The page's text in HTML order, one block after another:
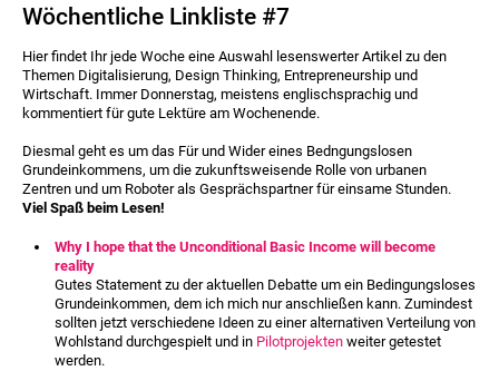
Wöchentliche Linkliste #7
Hier findet Ihr jede Woche eine Auswahl lesenswerter Artikel zu den
Themen Digitalisierung, Design Thinking, Entrepreneurship und
Wirtschaft. Immer Donnerstag, meistens englischsprachig und
kommentiert für gute Lektüre am Wochenende.
Diesmal geht es um das Für und Wider eines Bedngungslosen
Grundeinkommens, um die zukunftsweisende Rolle von urbanen
Zentren und um Roboter als Gesprächspartner für einsame Stunden.
Viel Spaß beim Lesen!
Why I hope that the Unconditional Basic Income will become
reality
Gutes Statement zu der aktuellen Debatte um ein Bedingungsloses
Grundeinkommen, dem ich mich nur anschließen kann. Zumindest
sollten jetzt verschiedene Ideen zu einer alternativen Verteilung von
Wohlstand durchgespielt und in Pilotprojektenweiter getestet
werden.